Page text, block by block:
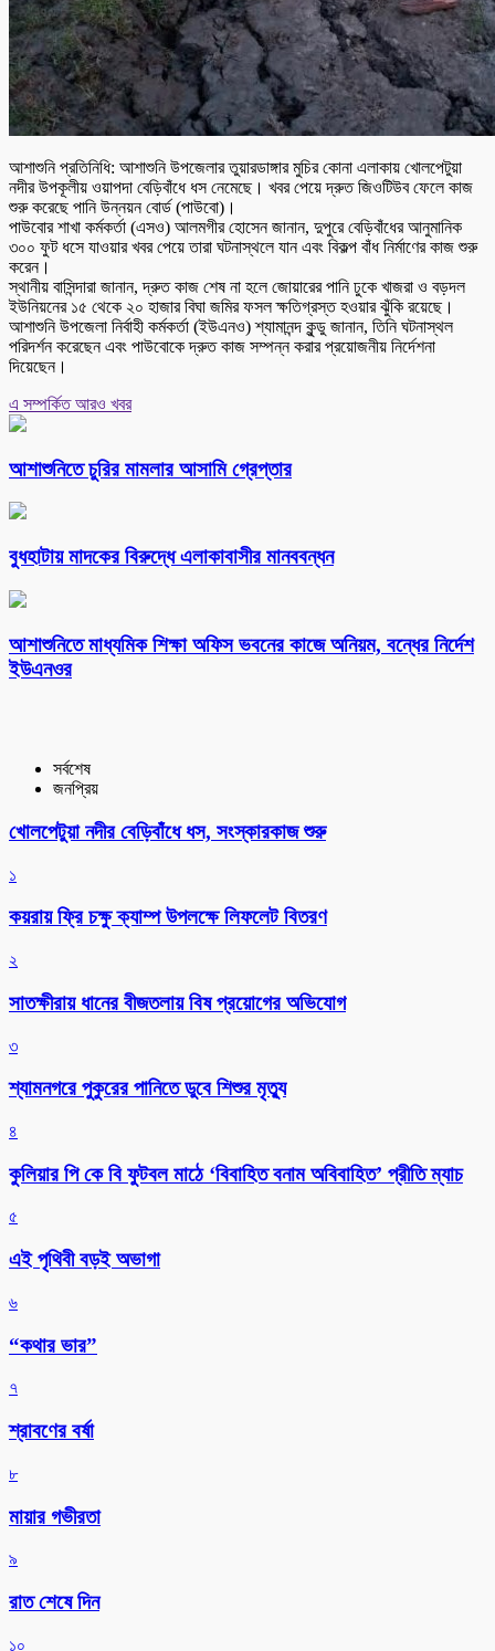
আশাশুনি প্রতিনিধি: আশাশুনি উপজেলার তুয়ারডাঙ্গার মুচির কোনা এলাকায় খোলপেটুয়া
নদীর উপকূলীয় ওয়াপদা বেড়িবাঁধে ধস নেমেছে। খবর পেয়ে দ্রুত জিওটিউব ফেলে কাজ
শুরু করেছে পানি উন্নয়ন বোর্ড (পাউবো)।
পাউবোর শাখা কর্মকর্তা (এসও) আলমগীর হোসেন জানান, দুপুরে বেড়িবাঁধের আনুমানিক
৩০০ ফুট ধসে যাওয়ার খবর পেয়ে তারা ঘটনাস্থলে যান এবং বিকল্প বাঁধ নির্মাণের কাজ শুরু
করেন।
স্থানীয় বাসিন্দারা জানান, দ্রুত কাজ শেষ না হলে জোয়ারের পানি ঢুকে খাজরা ও বড়দল
ইউনিয়নের ১৫ থেকে ২০ হাজার বিঘা জমির ফসল ক্ষতিগ্রস্ত হওয়ার ঝুঁকি রয়েছে।
আশাশুনি উপজেলা নির্বাহী কর্মকর্তা (ইউএনও) শ্যামানন্দ কুন্ডু জানান, তিনি ঘটনাস্থল
পরিদর্শন করেছেন এবং পাউবোকে দ্রুত কাজ সম্পন্ন করার প্রয়োজনীয় নির্দেশনা
দিয়েছেন।
এ সম্পর্কিত আরও খবর
আশাশুনিতে চুরির মামলার আসামি গ্রেপ্তার
বুধহাটায় মাদকের বিরুদ্ধে এলাকাবাসীর মানববন্ধন
আশাশুনিতে মাধ্যমিক শিক্ষা অফিস ভবনের কাজে অনিয়ম, বন্ধের নির্দেশ
ইউএনওর
সর্বশেষ
জনপ্রিয়
খোলপেটুয়া নদীর বেড়িবাঁধে ধস, সংস্কারকাজ শুরু
১
কয়রায় ফ্রি চক্ষু ক্যাম্প উপলক্ষে লিফলেট বিতরণ
২
সাতক্ষীরায় ধানের বীজতলায় বিষ প্রয়োগের অভিযোগ
৩
শ্যামনগরে পুকুরের পানিতে ডুবে শিশুর মৃত্যু
৪
কুলিয়ার পি কে বি ফুটবল মাঠে ‘বিবাহিত বনাম অবিবাহিত’ প্রীতি ম্যাচ
৫
এই পৃথিবী বড়ই অভাগা
৬
“কথার ভার”
৭
শ্রাবণের বর্ষা
৮
মায়ার গভীরতা
৯
রাত শেষে দিন
১০